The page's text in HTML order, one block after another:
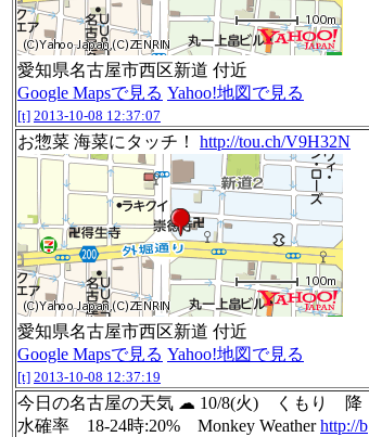
愛知県名古屋市西区新道 付近
Google Mapsで見る Yahoo!地図で見る
[t] 2013-10-08 12:37:07
お惣菜 海菜にタッチ！ http://tou.ch/V9H32N
愛知県名古屋市西区新道 付近
Google Mapsで見る Yahoo!地図で見る
[t] 2013-10-08 12:37:19
今日の名古屋の天気 ☁ 10/8(火) くもり 降
水確率 18-24時:20% Monkey Weatherhttp://b